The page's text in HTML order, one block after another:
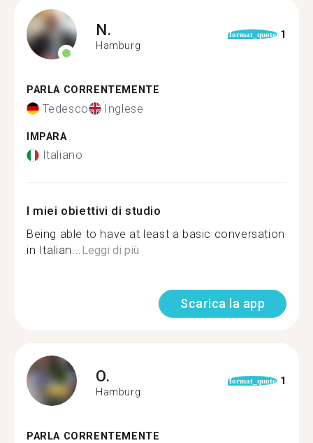
N.
Hamburg
format_quote 1
PARLA CORRENTEMENTE
Tedesco Inglese
IMPARA
Italiano
I miei obiettivi di studio
Being able to have at least a basic conversation
in Italian...Leggi di più
Scarica la app
O.
Hamburg
format_quote 1
PARLA CORRENTEMENTE